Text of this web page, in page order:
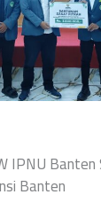
IPNU
Banten